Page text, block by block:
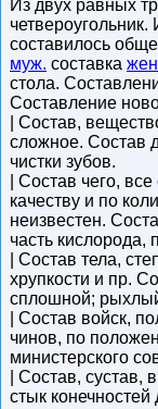
Из двух равных
четвероугольник.
составилось
муж. составка
стола.
Составление
| Состав,
сложное. Состав
чистки зубов.
| Состав чего,
качеству и по
неизвестен.
часть кислорода,
| Состав тела,
хрупкости и пр.
сплошной;
| Состав войск,
чинов, по
министерского
| Состав,
стык